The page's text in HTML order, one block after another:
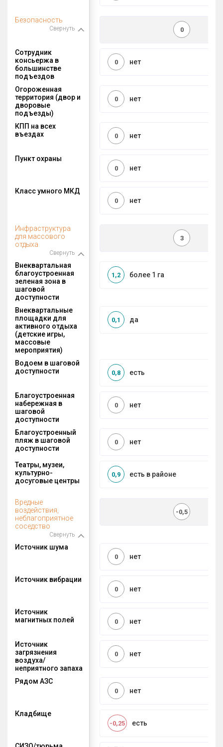
Безопасность
Свернуть 0
Сотрудник
консьержа в
большинстве
подъездов
нет
0
Огороженная
территория (двор и
дворовые
подъезды)
нет
0
КПП на всех
въездах
нет
0
Пункт охраны
нет
0
Класс умного МКД
нет
0
Инфраструктура
для массового
отдыха
Свернуть
3
Внеквартальная
благоустроенная
зеленая зона в
шаговой
доступности
более 1 га
1,2
Внеквартальные
площадки для
активного отдыха
(детские игры,
массовые
мероприятия)
да
0,1
Водоем в шаговой
доступности
есть
0,8
Благоустроенная
набережная в
шаговой
доступности
нет
0
Благоустроенный
пляж в шаговой
доступности
нет
0
Театры, музеи,
культурно-
досуговые центры
есть в районе
0,9
Вредные
воздействия,
неблагоприятное
соседство
Свернуть
-0,5
Источник шума
нет
0
Источник вибрации
нет
0
Источник
магнитных полей
нет
0
Источник
загрязнения
воздуха/
неприятного запаха
нет
0
Рядом АЗС
нет
0
Кладбище
есть
-0,25